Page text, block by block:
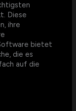
Diese
ihre
bietet
die es
auf die